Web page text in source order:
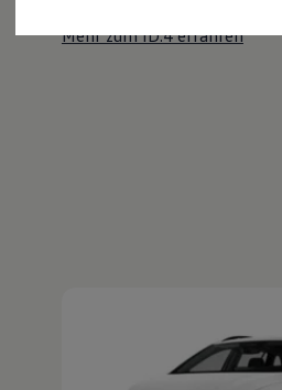
Entertainment und
Live Beratung
Mehr zum ID.4 erfahren
Der Golf Variant